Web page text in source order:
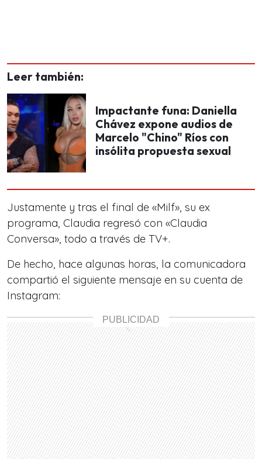
Leer también:
Impactante funa: Daniella
Chávez expone audios de
Marcelo "Chino" Ríos con
insólita propuesta sexual
Justamente y tras el final de «Milf», su ex
programa, Claudia regresó con «Claudia
Conversa», todo a través de TV+.
De hecho, hace algunas horas, la comunicadora
compartió el siguiente mensaje en su cuenta de
Instagram: